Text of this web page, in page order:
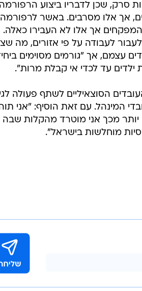
סרק, שכן לדבריו ביצוע
אך אלו מסרבים. באשר לרפורמה
אך אלו לא העבירו כאלה.
לעבודה על פי אזורים, מה
עצמם, אך "גורמים מסוימים
ילדים עד לכדי אי קבלת מרות".
הסוצאיליים לשתף פעולה
המינהל. עם זאת הוסיף: "אני
יותר מכך אני מוטרד מהקלות שבה